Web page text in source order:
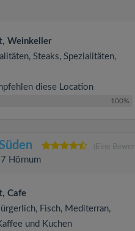
Weinkeller
Steaks, Spezialitäten,
diese Location
100%
(Eine
Hörnum
Cafe
Fisch, Mediterran,
und Kuchen